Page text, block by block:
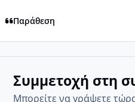
Παράθεση
Συμμετοχή στη
Μπορείτε να γράψετε